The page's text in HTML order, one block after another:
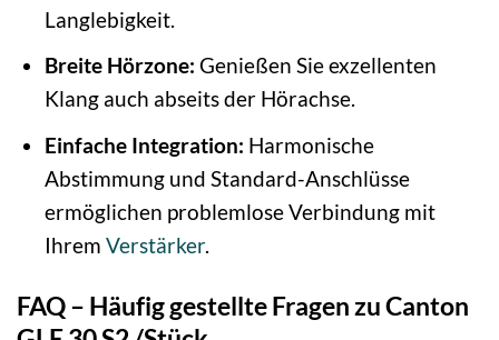
Langlebigkeit.
Breite Hörzone: Genießen Sie exzellenten
Klang auch abseits der Hörachse.
Einfache Integration: Harmonische
Abstimmung und Standard-Anschlüsse
ermöglichen problemlose Verbindung mit
Ihrem Verstärker.
FAQ – Häufig gestellte Fragen zu Canton